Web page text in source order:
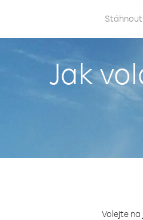
Stáhnout
Jak
Volejte na